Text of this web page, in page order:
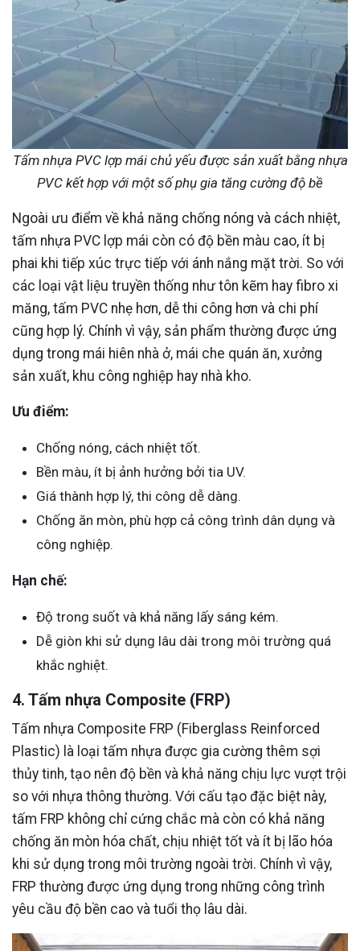
Tấm nhựa PVC lợp mái chủ yếu được sản xuất bằng nhựa
PVC kết hợp với một số phụ gia tăng cường độ bề
Ngoài ưu điểm về khả năng chống nóng và cách nhiệt,
tấm nhựa PVC lợp mái còn có độ bền màu cao, ít bị
phai khi tiếp xúc trực tiếp với ánh nắng mặt trời. So với
các loại vật liệu truyền thống như tôn kẽm hay fibro xi
măng, tấm PVC nhẹ hơn, dễ thi công hơn và chi phí
cũng hợp lý. Chính vì vậy, sản phẩm thường được ứng
dụng trong mái hiên nhà ở, mái che quán ăn, xưởng
sản xuất, khu công nghiệp hay nhà kho.
Ưu điểm:
Chống nóng, cách nhiệt tốt.
Bền màu, ít bị ảnh hưởng bởi tia UV.
Giá thành hợp lý, thi công dễ dàng.
Chống ăn mòn, phù hợp cả công trình dân dụng và
công nghiệp.
Hạn chế:
Độ trong suốt và khả năng lấy sáng kém.
Dễ giòn khi sử dụng lâu dài trong môi trường quá
khắc nghiệt.
4. Tấm nhựa Composite (FRP)
Tấm nhựa Composite FRP (Fiberglass Reinforced
Plastic) là loại tấm nhựa được gia cường thêm sợi
thủy tinh, tạo nên độ bền và khả năng chịu lực vượt trội
so với nhựa thông thường. Với cấu tạo đặc biệt này,
tấm FRP không chỉ cứng chắc mà còn có khả năng
chống ăn mòn hóa chất, chịu nhiệt tốt và ít bị lão hóa
khi sử dụng trong môi trường ngoài trời. Chính vì vậy,
FRP thường được ứng dụng trong những công trình
yêu cầu độ bền cao và tuổi thọ lâu dài.